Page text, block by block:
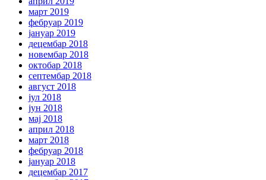
март 2019
фебруар 2019
јануар 2019
децембар 2018
новембар 2018
октобар 2018
септембар 2018
август 2018
јул 2018
јун 2018
мај 2018
април 2018
март 2018
фебруар 2018
јануар 2018
децембар 2017